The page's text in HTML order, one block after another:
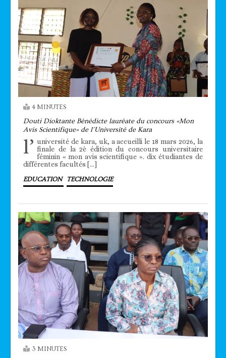
4 MINUTES
Douti Dioktante Bénédicte lauréate du concours «Mon
Avis Scientifique» de l’Université de Kara
l’ université de kara, uk, a accueilli le 18 mars 2026, la
finale de la 2è édition du concours universitaire
féminin « mon avis scientifique ». dix étudiantes de
différentes facultés […]
EDUCATION TECHNOLOGIE
3 MINUTES